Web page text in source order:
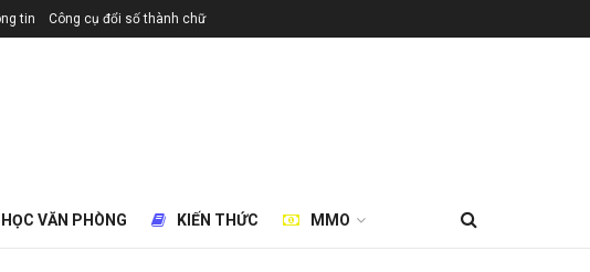
tin Công cụ đổi số thành chữ
VĂN PHÒNG KIẾN THỨC MMO